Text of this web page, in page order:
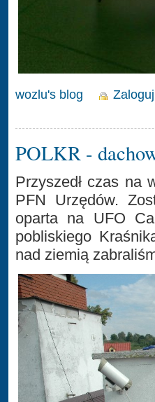
wozlu's blog
POLKR -
Przyszedł czas na
PFN Urzędów.
oparta na UFO
pobliskiego
nad ziemią